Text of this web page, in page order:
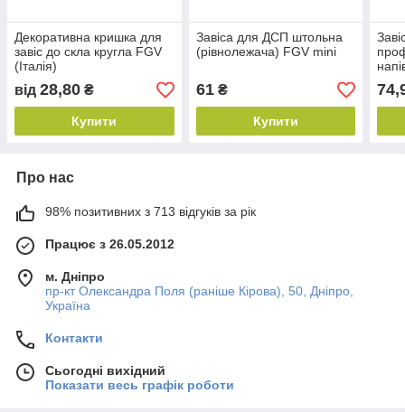
Декоративна кришка для
завіс до скла кругла FGV
(Італія)
від 28,80 ₴
Купити
Завіса для ДСП штольна
(рівнолежача) FGV mini
61₴
Купити
Про нас
98% позитивних з 713 відгуків за рік
Працює з 26.05.2012
м. Дніпро
пр-кт Олександра Поля (раніше Кірова), 50, Дніпро,
Україна
Контакти
Сьогодні вихідний
Показати весь графік роботи